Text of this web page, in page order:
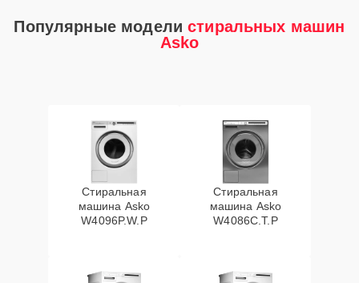
Популярные моделистиральных машин
Asko
Стиральная
машина Asko
W4096P.W.P
Стиральная
машина Asko
W4086C.T.P